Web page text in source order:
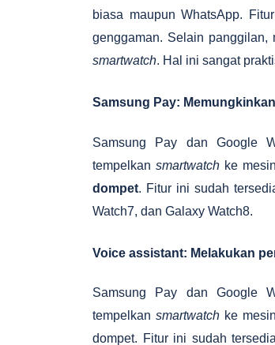
biasa maupun WhatsApp.
genggaman. Selain
smartwatch. Hal ini sangat
Samsung Pay:
Samsung Pay dan Google
tempelkan smartwatch ke
dompet. Fitur ini sudah
Watch7, dan Galaxy Watch8.
Voice assistant: Melakukan
Samsung Pay dan Google
tempelkan smartwatch ke
dompet. Fitur ini sudah